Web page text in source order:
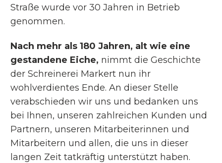
Straße wurde vor 30 Jahren in Betrieb
genommen.
Nach mehr als 180 Jahren, alt wie eine
gestandene Eiche, nimmt die Geschichte
der Schreinerei Markert nun ihr
wohlverdientes Ende. An dieser Stelle
verabschieden wir uns und bedanken uns
bei Ihnen, unseren zahlreichen Kunden und
Partnern, unseren Mitarbeiterinnen und
Mitarbeitern und allen, die uns in dieser
langen Zeit tatkräftig unterstützt haben.